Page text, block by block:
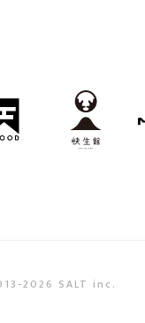
2026 SALT inc.